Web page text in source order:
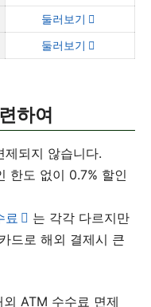
둘러보기
둘러보기
하여
제되지 않습니다.
한도 없이 0.7% 할인
료
는 각각 다르지만
드로 해외 결제시 큰
ATM 수수료 면제